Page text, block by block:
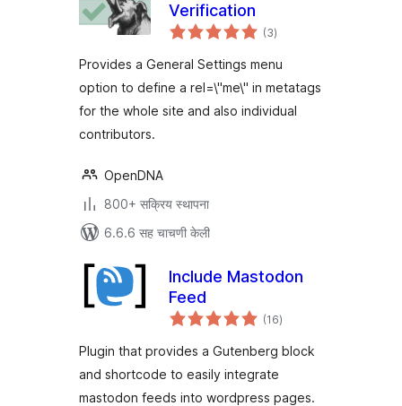
Verification
(3एकूण
मूल्यांकन
)
Provides a General Settings menu
option to define a rel=\"me\" in metatags
for the whole site and also individual
contributors.
OpenDNA
800+ सक्रिय स्थापना
6.6.6 सह चाचणी केली
Include Mastodon
Feed
(16एकूण
मूल्यांकन
)
Plugin that provides a Gutenberg block
and shortcode to easily integrate
mastodon feeds into wordpress pages.